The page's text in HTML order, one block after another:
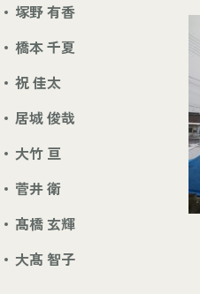
塚野 有香
橋本 千夏
祝 佳太
居城 俊哉
大竹 亘
菅井 衛
髙橋 玄輝
大髙 智子